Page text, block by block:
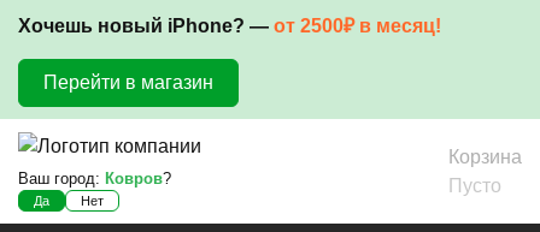
Хочешь новый iPhone? — от 2500₽ в месяц!
Перейти в магазин
Ваш город: Ковров?
Да Нет
Корзина
Пусто